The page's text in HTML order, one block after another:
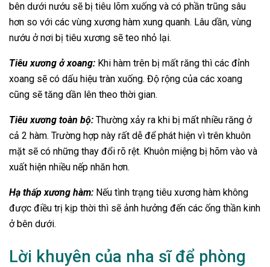
bên dưới nướu sẽ bị tiêu lõm xuống và có phần trũng sâu
hơn so với các vùng xương hàm xung quanh. Lâu dần, vùng
nướu ở nơi bị tiêu xương sẽ teo nhỏ lại.
Tiêu xương ở xoang: Khi hàm trên bị mất răng thì các đỉnh
xoang sẽ có dấu hiệu tràn xuống. Độ rộng của các xoang
cũng sẽ tăng dần lên theo thời gian.
Tiêu xương toàn bộ: Thường xảy ra khi bị mất nhiều răng ở
cả 2 hàm. Trường hợp này rất dễ để phát hiện vì trên khuôn
mặt sẽ có những thay đổi rõ rệt. Khuôn miệng bị hõm vào và
xuất hiện nhiều nếp nhăn hơn.
Hạ thấp xương hàm: Nếu tình trạng tiêu xương hàm không
được điều trị kịp thời thì sẽ ảnh hưởng đến các ống thần kinh
ở bên dưới.
Lời khuyên của nha sĩ để phòng